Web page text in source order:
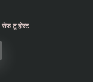
सेफ टू होस्ट